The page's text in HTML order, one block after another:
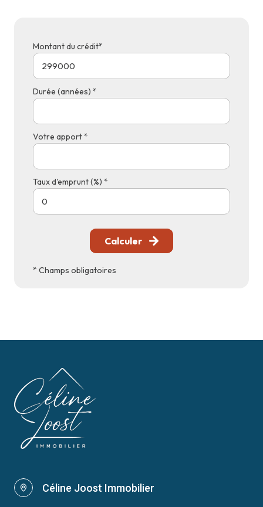
Montant du crédit*
Durée (années) *
Votre apport *
Taux d'emprunt (%) *
Calculer
* Champs obligatoires
Céline Joost Immobilier